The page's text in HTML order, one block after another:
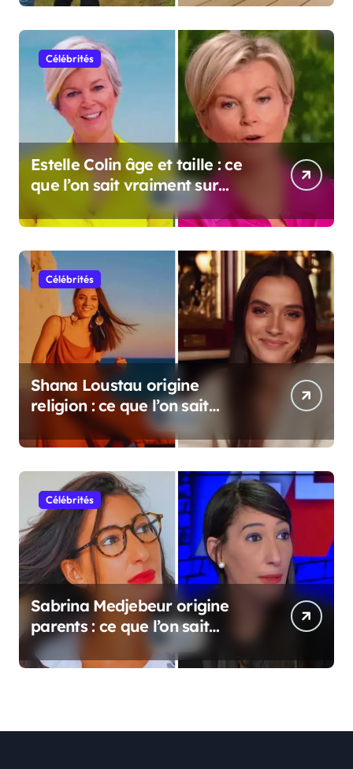
Célébrités
Estelle Colin âge et taille : ce
que l’on sait vraiment sur
cette personnalité
Célébrités
Shana Loustau origine
religion : ce que l’on sait
vraiment
Célébrités
Sabrina Medjebeur origine
parents : ce que l’on sait
réellement sur ses origines
familiales